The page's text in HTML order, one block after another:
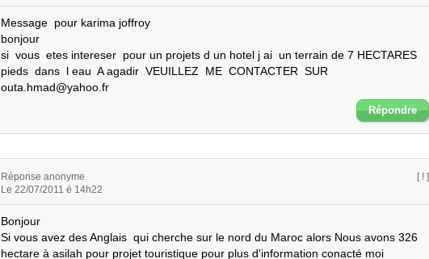
Message  pour karima joffroy
bonjour
si  vous  etes intereser  pour un projets d un hotel j ai  un terrain de 7 HECTARES
pieds  dans  l eau  A agadir  VEUILLEZ  ME  CONTACTER  SUR
outa.hmad@yahoo.fr
Répondre
Réponse anonyme
Le 22/07/2011 é 14h22
[ ! ]
Bonjour
Si vous avez des Anglais  qui cherche sur le nord du Maroc alors Nous avons 326
hectare à asilah pour projet touristique pour plus d'information conacté moi